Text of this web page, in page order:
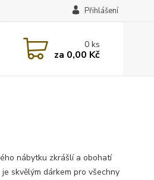
Přihlášení
0ks
za 0,00 Kč
nábytku zkrášlí a obohatí
skvělým dárkem pro všechny